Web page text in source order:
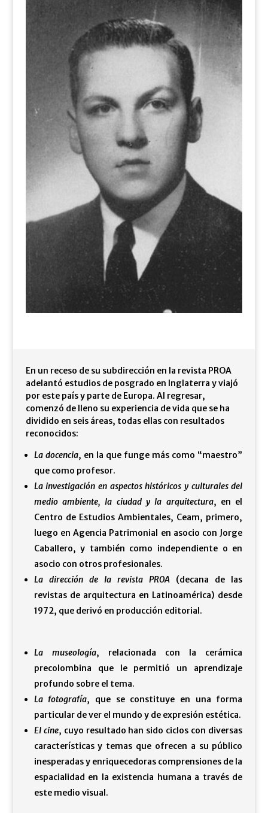
En un receso de su subdirección en la revista PROA
adelantó estudios de posgrado en Inglaterra y viajó
por este país y parte de Europa. Al regresar,
comenzó de lleno su experiencia de vida que se ha
dividido en seis áreas, todas ellas con resultados
reconocidos:
La docencia, en la que funge más como “maestro”
que como profesor.
La investigación en aspectos históricos y culturales del
medio ambiente, la ciudad y la arquitectura, en el
Centro de Estudios Ambientales, Ceam, primero,
luego en Agencia Patrimonial en asocio con Jorge
Caballero, y también como independiente o en
asocio con otros profesionales.
La dirección de la revista PROA (decana de las
revistas de arquitectura en Latinoamérica) desde
1972, que derivó en producción editorial.
La museología, relacionada con la cerámica
precolombina que le permitió un aprendizaje
profundo sobre el tema.
La fotografía, que se constituye en una forma
particular de ver el mundo y de expresión estética.
El cine, cuyo resultado han sido ciclos con diversas
características y temas que ofrecen a su público
inesperadas y enriquecedoras comprensiones de la
espacialidad en la existencia humana a través de
este medio visual.